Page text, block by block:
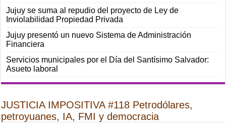
Jujuy se suma al repudio del proyecto de Ley de
Inviolabilidad Propiedad Privada
Jujuy presentó un nuevo Sistema de Administración
Financiera
Servicios municipales por el Día del Santísimo Salvador:
Asueto laboral
JUSTICIA IMPOSITIVA #118 Petrodólares,
petroyuanes, IA, FMI y democracia